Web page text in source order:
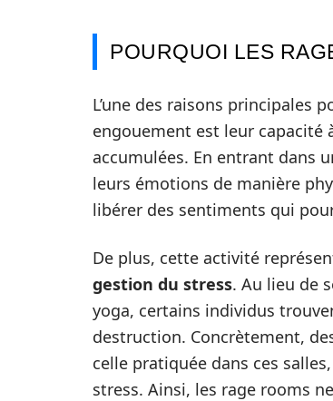
POURQUOI LES
L’une des raisons principales
engouement est leur capacité
accumulées. En entrant dans
leurs émotions de manière
libérer des sentiments qui
De plus, cette activité
gestion du stress. Au lieu de
yoga, certains individus
destruction. Concrètement,
celle pratiquée dans ces
stress. Ainsi, les rage rooms